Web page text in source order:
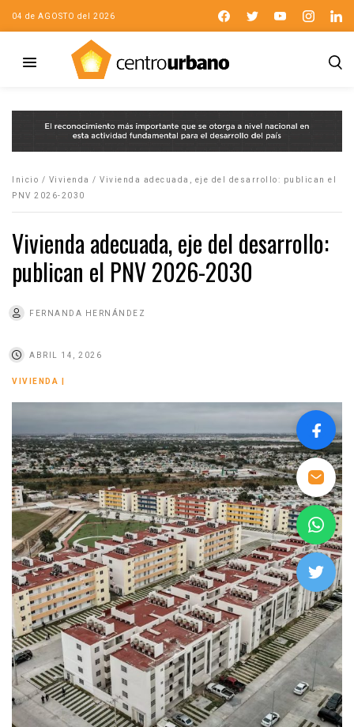
04 de AGOSTO del 2026
Inicio / Vivienda / Vivienda adecuada, eje del desarrollo: publican el
PNV 2026-2030
Vivienda adecuada, eje del desarrollo:
publican el PNV 2026-2030
FERNANDA HERNÁNDEZ
ABRIL 14, 2026
VIVIENDA